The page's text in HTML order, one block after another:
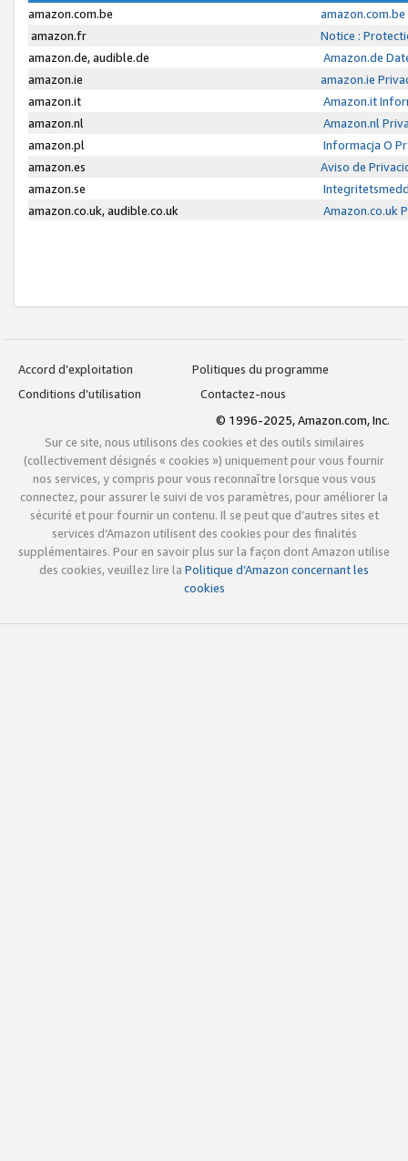
amazon.com.be
amazon.fr
Notice :
amazon.de, audible.de
Amazon.de
amazon.ie
amazon.ie
amazon.it
Amazon.it
amazon.nl
Amazon.nl
amazon.pl
Informacja O
amazon.es
Aviso de
amazon.se
amazon.co.uk, audible.co.uk
Amazon.co.uk
Accord d’exploitation
Politiques du programme
Conditions d’utilisation
Contactez-nous
© 1996-2025, Amazon.com, Inc.
Sur ce site, nous utilisons des cookies et des outils similaires
(collectivement désignés « cookies ») uniquement pour vous fournir
nos services, y compris pour vous reconnaître lorsque vous vous
connectez, pour assurer le suivi de vos paramètres, pour améliorer la
sécurité et pour fournir un contenu. Il se peut que d’autres sites et
services d’Amazon utilisent des cookies pour des finalités
supplémentaires. Pour en savoir plus sur la façon dont Amazon utilise
des cookies, veuillez lire la Politique d’Amazon concernant les
cookies